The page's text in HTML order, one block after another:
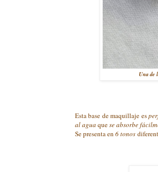
Una de
Esta base de maquillaje es
al agua quese absorbe
Se presenta en6 tonos